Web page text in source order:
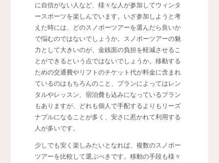
に自信がない人など、様々な人が参加してウィンタ
ースポーツを楽しんでいます。 いざ参加しようと考
えた時には、どのスノボーツアーを選んだら良いか
で悩むのではないでしょうか。スノボーツアーの魅
力として大きいのが、金銭面の負担を軽減させるこ
とができるという点ではないでしょうか。移動する
ための交通費やリフトのチケット代が料金に含まれ
ているのはもちろんのこと、プランによってはレン
タルやレッスン、宿泊費も込みになっているプラン
もありますが、どれも個人で手配するよりもリーズ
ナブルになることが多く、安さに惹かれて利用する
人が多いです。
少しでも安く楽しみたいとなれば、複数のスノボー
ツアーを比較して選ぶべきです。移動の手段も様々